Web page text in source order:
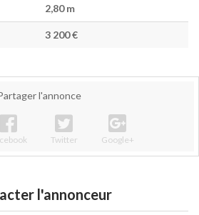
2,80 m
3 200 €
l'annonce
Twitter Google+
l'annonceur